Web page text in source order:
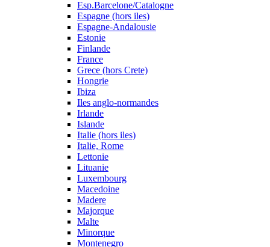
Esp.Barcelone/Catalogne
Espagne (hors iles)
Espagne-Andalousie
Estonie
Finlande
France
Grece (hors Crete)
Hongrie
Ibiza
Iles anglo-normandes
Irlande
Islande
Italie (hors iles)
Italie, Rome
Lettonie
Lituanie
Luxembourg
Macedoine
Madere
Majorque
Malte
Minorque
Montenegro